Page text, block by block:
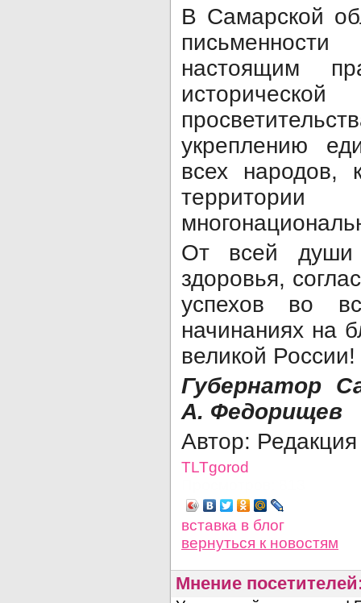
В Самарской
настоящим
укреплению
всех народов,
От всей души
здоровья,
успехов во
начинаниях на
великой России!
Губернатор
А. Федорищев
Автор:
TLTgorod
вставка в блог
вернуться к новостям
Мнение